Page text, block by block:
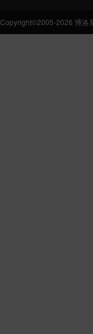
Copyright©2005-2026 博洛